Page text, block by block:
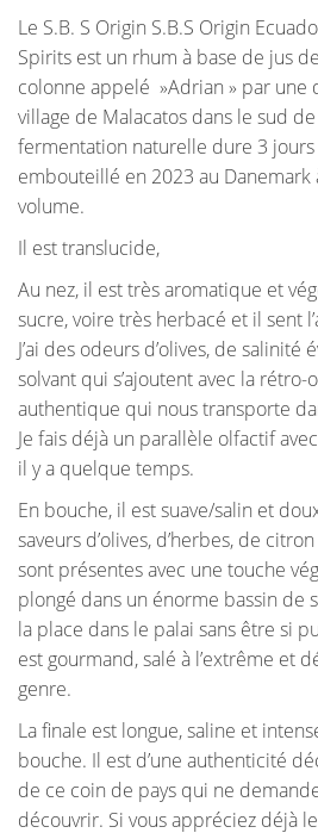
Le S.B. S Origin S.B.S Origin
Spirits est un rhum à base de jus
colonne appelé »Adrian » par une
village de Malacatos dans le sud
fermentation naturelle dure 3
embouteillé en 2023 au Danemark
volume.
Il est translucide,
Au nez, il est très aromatique et
sucre, voire très herbacé et il sent
J’ai des odeurs d’olives, de
solvant qui s’ajoutent avec la
authentique qui nous transporte
Je fais déjà un parallèle olfactif
il y a quelque temps.
En bouche, il est suave/salin et
saveurs d’olives, d’herbes, de
sont présentes avec une touche
plongé dans un énorme bassin de
la place dans le palai sans être si
est gourmand, salé à l’extrême et
genre.
La finale est longue, saline et
bouche. Il est d’une authenticité
de ce coin de pays qui ne
découvrir. Si vous appréciez déjà